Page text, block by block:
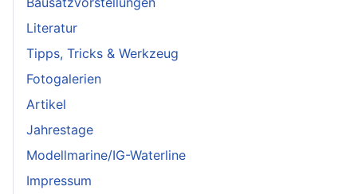
Literatur
Tipps, Tricks & Werkzeug
Fotogalerien
Artikel
Jahrestage
Modellmarine/IG-Waterline
Impressum